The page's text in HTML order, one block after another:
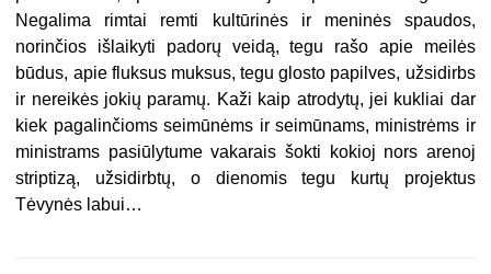
Negalima rimtai remti kultūrinės ir meninės spaudos,
norinčios išlaikyti padorų veidą, tegu rašo apie meilės
būdus, apie fluksus muksus, tegu glosto papilves, užsidirbs
ir nereikės jokių paramų. Kaži kaip atrodytų, jei kukliai dar
kiek pagalinčioms seimūnėms ir seimūnams, ministrėms ir
ministrams pasiūlytume vakarais šokti kokioj nors arenoj
striptizą, užsidirbtų, o dienomis tegu kurtų projektus
Tėvynės labui…